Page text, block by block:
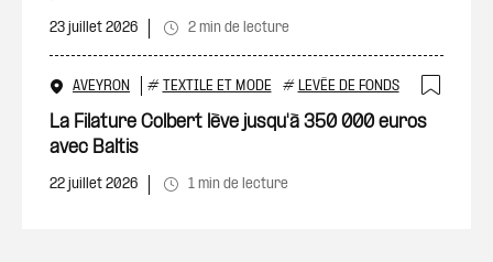
23 juillet 2026 2 min de lecture
AVEYRON # TEXTILE ET MODE # LEVÉE DE FONDS
La Filature Colbert lève jusqu'à 350 000 euros
avec Baltis
22 juillet 2026 1 min de lecture